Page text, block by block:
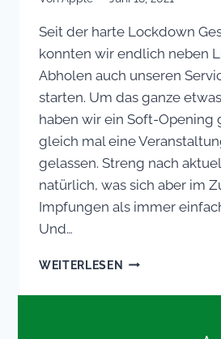
Seit der harte Lockdown
konnten wir endlich neben
Abholen auch unseren
starten. Um das ganze
haben wir ein Soft-Opening
gleich mal eine
gelassen. Streng nach
natürlich, was sich aber im
Impfungen als immer
Und…
WEITERLESEN
SOFT-
GROSSARTIGER E